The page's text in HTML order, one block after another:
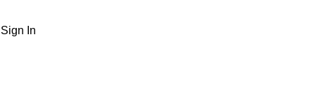
Sign In